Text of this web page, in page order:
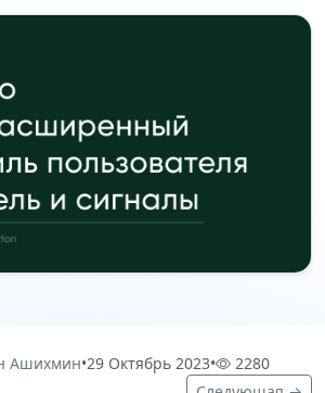
Ашихмин•29 Октябрь 2023•
2280